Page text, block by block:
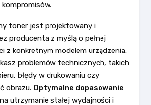
toner jest projektowany i
producenta z myślą o pełnej
z konkretnym modelem urządzenia.
problemów technicznych, takich
błędy w drukowaniu czy
obrazu. Optymalne dopasowanie
utrzymanie stałej wydajności i